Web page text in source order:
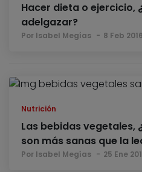
Hacer dieta o ejercicio,
adelgazar?
Por Isabel Megías 8 Feb 2016
Nutrición
Las bebidas vegetales,
son más sanas que la
Por Isabel Megías 25 Ene